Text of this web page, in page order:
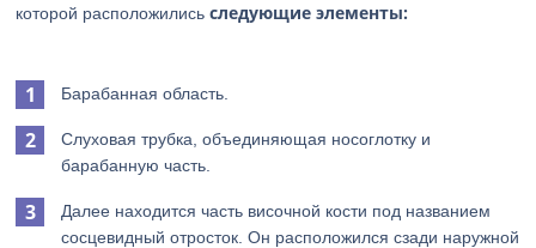
которой расположилисьследующие элементы:
Барабанная область.
Слуховая трубка, объединяющая носоглотку и
барабанную часть.
Далее находится часть височной кости под названием
сосцевидный отросток. Он расположился сзади наружной